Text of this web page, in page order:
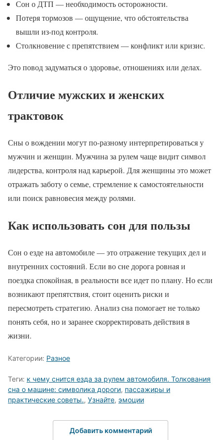
Сон о ДТП — необходимость осторожности.
Потеря тормозов — ощущение, что обстоятельства
вышли из-под контроля.
Столкновение с препятствием — конфликт или кризис.
Это повод задуматься о здоровье, отношениях или делах.
Отличие мужских и женских
трактовок
Сны о вождении могут по-разному интерпретироваться у
мужчин и женщин. Мужчина за рулем чаще видит символ
лидерства, контроля над карьерой. Для женщины это может
отражать заботу о семье, стремление к самостоятельности
или поиск равновесия между ролями.
Как использовать сон для пользы
Сон о езде на автомобиле — это отражение текущих дел и
внутренних состояний. Если во сне дорога ровная и
поездка спокойная, в реальности все идет по плану. Но если
возникают препятствия, стоит оценить риски и
пересмотреть стратегию. Анализ сна помогает не только
понять себя, но и заранее скорректировать действия в
жизни.
Категории: Разное
Теги: к чему снится езда за рулем автомобиля. Толкования
сна о машине: символика дороги, пассажиры и
практические советы., Узнайте, эмоции
Добавить комментарий